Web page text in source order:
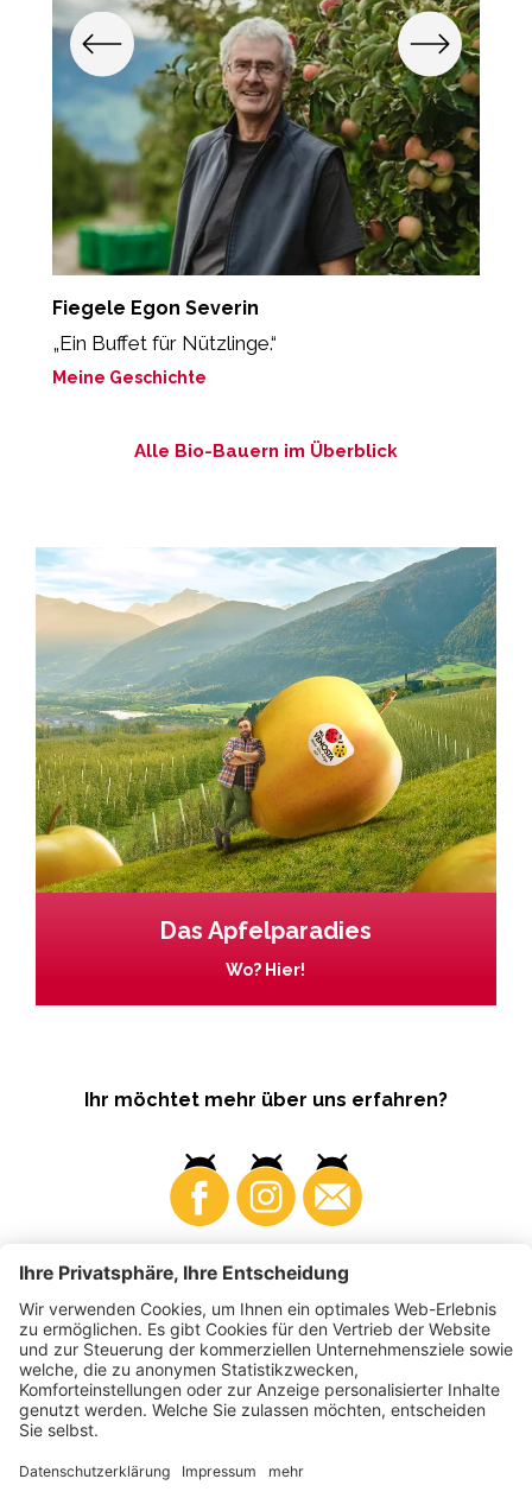
Fiegele Egon Severin
„Ein Buffet für Nützlinge.“
Meine Geschichte
Alle Bio-Bauern im Überblick
Das Apfelparadies
Wo? Hier!
Ihr möchtet mehr über uns erfahren?
Business Produzenten
2026
VI.P Gen. landw. Gesellschaft